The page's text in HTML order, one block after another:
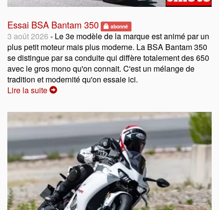
Essai BSA Bantam 350 abonné
3 août 2026 - Le 3e modèle de la marque est animé par un
plus petit moteur mais plus moderne. La BSA Bantam 350
se distingue par sa conduite qui diffère totalement des 650
avec le gros mono qu'on connait. C'est un mélange de
tradition et modernité qu'on essaie ici.
Lire la suite